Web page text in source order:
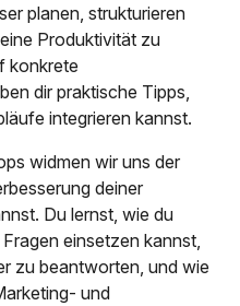
planen, strukturieren
Produktivität zu
konkrete
dir praktische Tipps,
integrieren kannst.
widmen wir uns der
deiner
Du lernst, wie du
einsetzen kannst,
zu beantworten, und wie
und